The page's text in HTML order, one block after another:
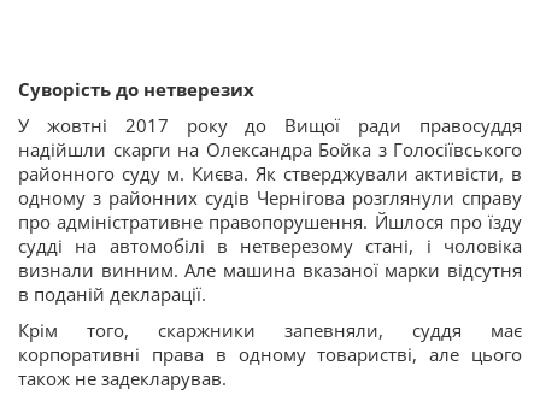
Суворість до нетверезих
У жовтні 2017 року до Вищої ради правосуддя
надійшли скарги на Олександра Бойка з Голосіївського
районного суду м. Києва. Як стверджували активісти, в
одному з районних судів Чернігова розглянули справу
про адміністративне правопорушення. Йшлося про їзду
судді на автомобілі в нетверезому стані, і чоловіка
визнали винним. Але машина вказаної марки відсутня
в поданій декларації.
Крім того, скаржники запевняли, суддя має
корпоративні права в одному товаристві, але цього
також не задекларував.